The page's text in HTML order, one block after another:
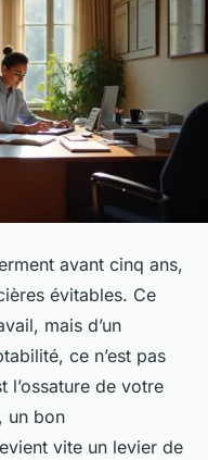
avant cinq ans,
évitables. Ce
mais d’un
ce n’est pas
l’ossature de votre
un bon
vite un levier de